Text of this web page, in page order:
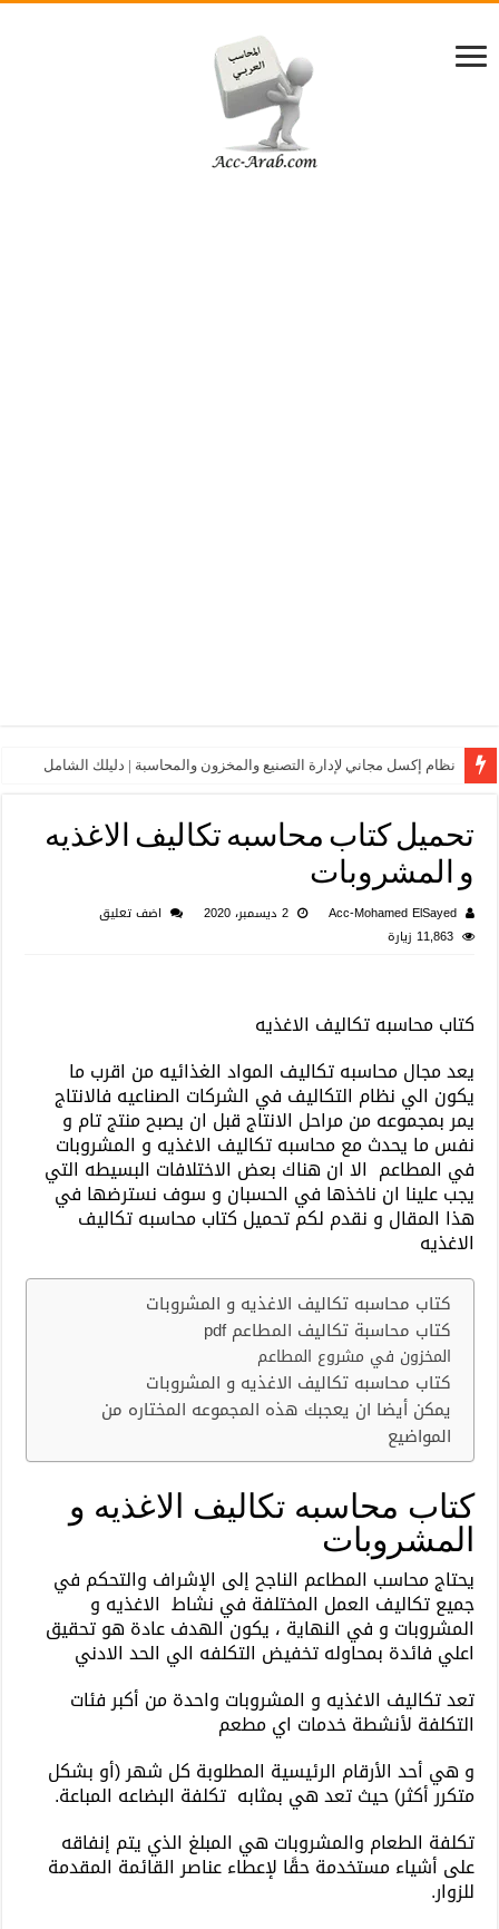
نظام إكسل مجاني لإدارة التصنيع والمخزون والمحاسبة | دليلك الشامل
تحميل كتاب محاسبه تكاليف الاغذيه
و المشروبات
Acc-Mohamed ElSayed 2 ديسمبر، 2020
اضف تعليق
11,863 زيارة
كتاب محاسبه تكاليف الاغذيه
يعد مجال محاسبه تكاليف المواد الغذائيه من اقرب ما
يكون الي نظام التكاليف في الشركات الصناعيه فالانتاج
يمر بمجموعه من مراحل الانتاج قبل ان يصبح منتج تام و
نفس ما يحدث مع محاسبه تكاليف الاغذيه و المشروبات
في المطاعم الا ان هناك بعض الاختلافات البسيطه التي
يجب علينا ان ناخذها في الحسبان و سوف نسترضها في
هذا المقال و نقدم لكم تحميل كتاب محاسبه تكاليف
الاغذيه
كتاب محاسبه تكاليف الاغذيه و المشروبات
كتاب محاسبة تكاليف المطاعم pdf
المخزون في مشروع المطاعم
كتاب محاسبه تكاليف الاغذيه و المشروبات
يمكن أيضا ان يعجبك هذه المجموعه المختاره من
المواضيع
كتاب محاسبه تكاليف الاغذيه و
المشروبات
يحتاج محاسب المطاعم الناجح إلى الإشراف والتحكم في
جميع تكاليف العمل المختلفة في نشاط الاغذيه و
المشروبات و في النهاية ، يكون الهدف عادة هو تحقيق
اعلي فائدة بمحاوله تخفيض التكلفه الي الحد الادني
تعد تكاليف الاغذيه و المشروبات واحدة من أكبر فئات
التكلفة لأنشطة خدمات اي مطعم
و هي أحد الأرقام الرئيسية المطلوبة كل شهر (أو بشكل
متكرر أكثر) حيث تعد هي بمثابه تكلفة البضاعه المباعة.
تكلفة الطعام والمشروبات هي المبلغ الذي يتم إنفاقه
على أشياء مستخدمة حقًا لإعطاء عناصر القائمة المقدمة
للزوار.